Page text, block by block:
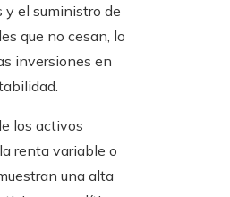
el suministro de
que no cesan, lo
inversiones en
los activos
renta variable o
una alta